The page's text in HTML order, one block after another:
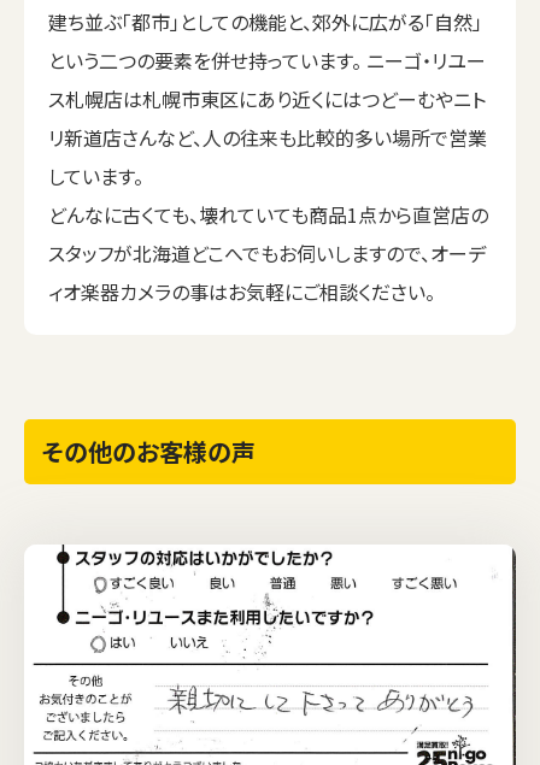
建ち並ぶ「都市」としての機能と、郊外に広がる「自然」
という二つの要素を併せ持っています。 ニーゴ・リユー
ス札幌店は札幌市東区にあり近くにはつどーむやニト
リ新道店さんなど、人の往来も比較的多い場所で営業
しています。
どんなに古くても、壊れていても商品1点から直営店の
スタッフが北海道どこへでもお伺いしますので、オーデ
ィオ楽器カメラの事はお気軽にご相談ください。
その他のお客様の声